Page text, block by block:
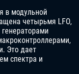
в модульной
четырьмя LFO,
Это дает
спектра и